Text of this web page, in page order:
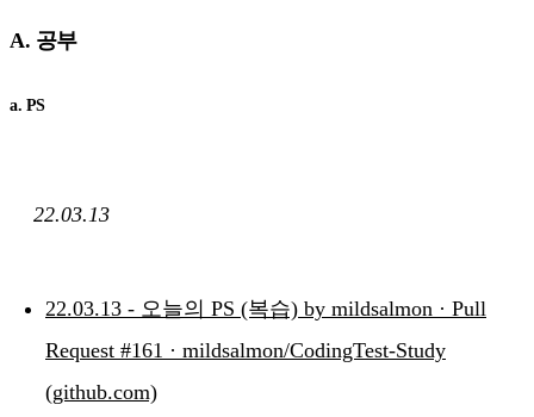
A. 공부
a. PS
22.03.13
22.03.13 - 오늘의 PS (복습) by mildsalmon · Pull
Request #161 · mildsalmon/CodingTest-Study
(github.com)